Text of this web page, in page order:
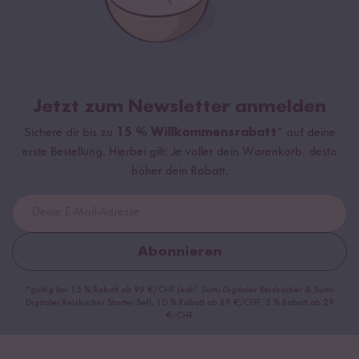
Jetzt zum Newsletter anmelden
Sichere dir bis zu 15 % Willkommensrabatt* auf deine
erste Bestellung. Hierbei gilt: Je voller dein Warenkorb, desto
höher dein Rabatt.
Abonnieren
*gültig bei 15 % Rabatt ab 99 €/CHF (exkl. Sumi Digitaler Reiskocher & Sumi
Digitaler Reiskocher Starter Set), 10 % Rabatt ab 69 €/CHF, 5 % Rabatt ab 29
€/CHF